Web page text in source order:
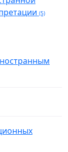
(5)